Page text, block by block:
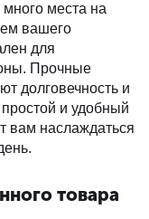
места на
вашего
для
Прочные
долговечность и
и удобный
вам наслаждаться
товара